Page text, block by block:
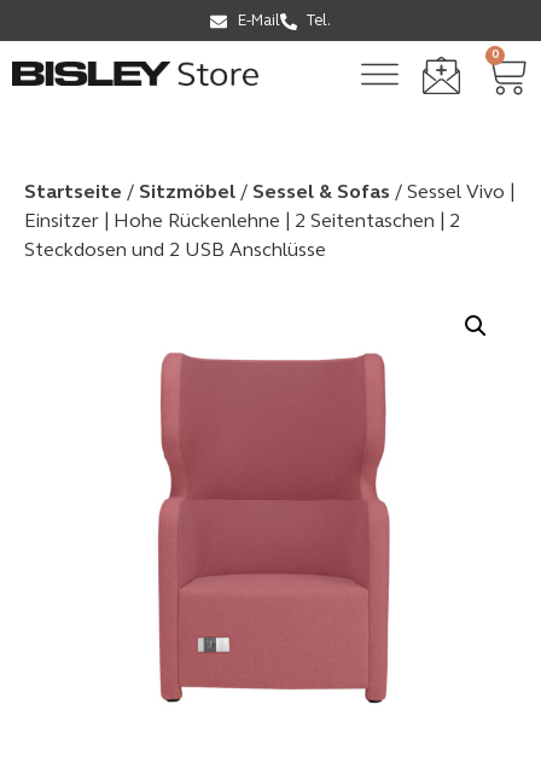
E-Mail Tel.
0
Startseite / Sitzmöbel / Sessel & Sofas / Sessel Vivo |
Einsitzer | Hohe Rückenlehne | 2 Seitentaschen | 2
Steckdosen und 2 USB Anschlüsse